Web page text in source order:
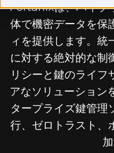
Fortanixは、ハイブ
体で機密データを保
ィを提供します。統
に対する絶対的な制
リシーと鍵のライフ
アなソリューショ
タープライズ鍵管理
行、ゼロトラスト、